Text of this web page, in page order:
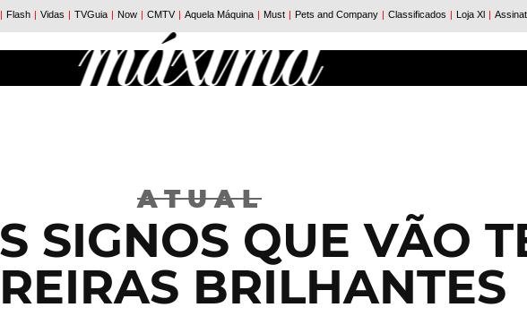
ATUAL
SIGNOS QUE VÃO
BRILHANTES